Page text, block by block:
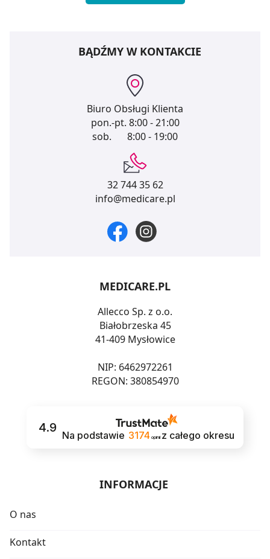
BĄDŹMY W KONTAKCIE
Biuro Obsługi Klienta
pon.-pt. 8:00 - 21:00
sob.
8:00 - 19:00
32 744 35 62
info@medicare.pl
MEDICARE.PL
Allecco Sp. z o.o.
Białobrzeska 45
41-409 Mysłowice
NIP: 6462972261
REGON: 380854970
4.9
Na podstawie 3174 opinii z całego okresu
INFORMACJE
O nas
Kontakt